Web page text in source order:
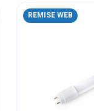
REMISE WEB